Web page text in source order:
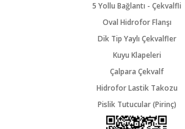
5 Yollu Bağlantı - Çekvalfli
Oval Hidrofor Flanşı
Dik Tip Yaylı Çekvalfler
Kuyu Klapeleri
Çalpara Çekvalf
Hidrofor Lastik Takozu
Pislik Tutucular (Pirinç)